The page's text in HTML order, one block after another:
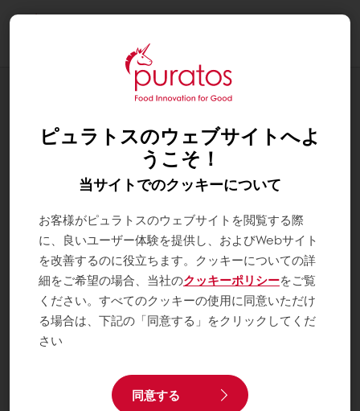
ピュラトスのウェブサイトへよ
うこそ！
当サイトでのクッキーについて
お客様がピュラトスのウェブサイトを閲覧する際
に、良いユーザー体験を提供し、およびWebサイト
を改善するのに役立ちます。クッキーについての詳
細をご希望の場合、当社のクッキーポリシーをご覧
ください。すべてのクッキーの使用に同意いただけ
る場合は、下記の「同意する」をクリックしてくだ
さい
同意する